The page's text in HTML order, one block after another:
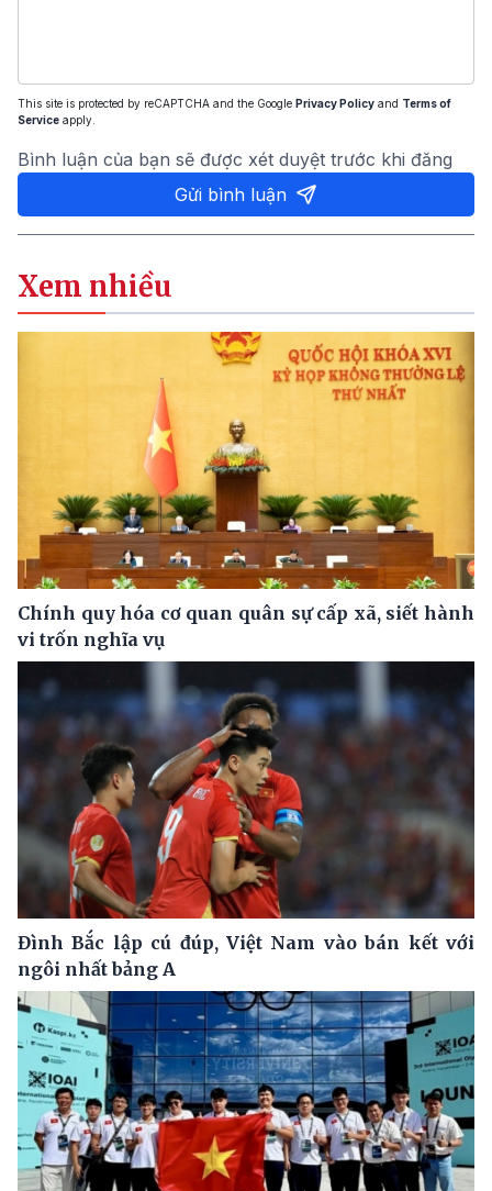
This site is protected by reCAPTCHA and the Google Privacy Policy and Terms of
Service apply.
Bình luận của bạn sẽ được xét duyệt trước khi đăng
Gửi bình luận
Xem nhiều
Chính quy hóa cơ quan quân sự cấp xã, siết hành
vi trốn nghĩa vụ
Đình Bắc lập cú đúp, Việt Nam vào bán kết với
ngôi nhất bảng A